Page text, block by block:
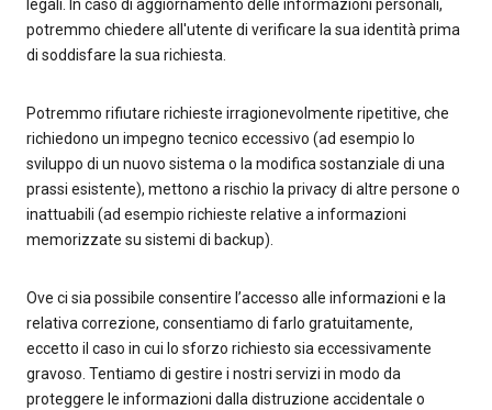
legali. In caso di aggiornamento delle informazioni personali,
potremmo chiedere all'utente di verificare la sua identità prima
di soddisfare la sua richiesta.
Potremmo rifiutare richieste irragionevolmente ripetitive, che
richiedono un impegno tecnico eccessivo (ad esempio lo
sviluppo di un nuovo sistema o la modifica sostanziale di una
prassi esistente), mettono a rischio la privacy di altre persone o
inattuabili (ad esempio richieste relative a informazioni
memorizzate su sistemi di backup).
Ove ci sia possibile consentire l’accesso alle informazioni e la
relativa correzione, consentiamo di farlo gratuitamente,
eccetto il caso in cui lo sforzo richiesto sia eccessivamente
gravoso. Tentiamo di gestire i nostri servizi in modo da
proteggere le informazioni dalla distruzione accidentale o